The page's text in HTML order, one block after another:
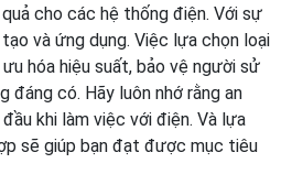
cho các hệ thống điện. Với sự
và ứng dụng. Việc lựa chọn loại
hóa hiệu suất, bảo vệ người sử
đáng có. Hãy luôn nhớ rằng an
khi làm việc với điện. Và lựa
sẽ giúp bạn đạt được mục tiêu